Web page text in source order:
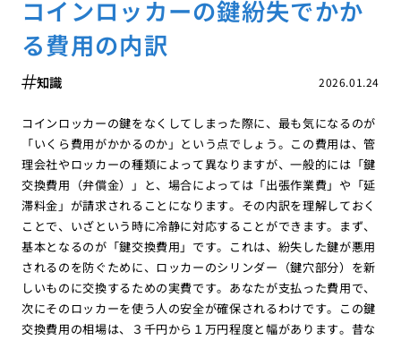
コインロッカーの鍵紛失でかか
る費用の内訳
2026.01.24
知識
コインロッカーの鍵をなくしてしまった際に、最も気になるのが
「いくら費用がかかるのか」という点でしょう。この費用は、管
理会社やロッカーの種類によって異なりますが、一般的には「鍵
交換費用（弁償金）」と、場合によっては「出張作業費」や「延
滞料金」が請求されることになります。その内訳を理解しておく
ことで、いざという時に冷静に対応することができます。まず、
基本となるのが「鍵交換費用」です。これは、紛失した鍵が悪用
されるのを防ぐために、ロッカーのシリンダー（鍵穴部分）を新
しいものに交換するための実費です。あなたが支払った費用で、
次にそのロッカーを使う人の安全が確保されるわけです。この鍵
交換費用の相場は、３千円から１万円程度と幅があります。昔な